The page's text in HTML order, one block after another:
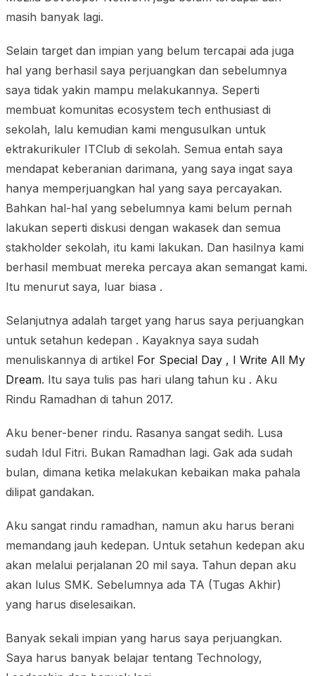
masih banyak lagi.
Selain target dan impian yang belum tercapai ada juga
hal yang berhasil saya perjuangkan dan sebelumnya
saya tidak yakin mampu melakukannya. Seperti
membuat komunitas ecosystem tech enthusiast di
sekolah, lalu kemudian kami mengusulkan untuk
ektrakurikuler ITClub di sekolah. Semua entah saya
mendapat keberanian darimana, yang saya ingat saya
hanya memperjuangkan hal yang saya percayakan.
Bahkan hal-hal yang sebelumnya kami belum pernah
lakukan seperti diskusi dengan wakasek dan semua
stakholder sekolah, itu kami lakukan. Dan hasilnya kami
berhasil membuat mereka percaya akan semangat kami.
Itu menurut saya, luar biasa .
Selanjutnya adalah target yang harus saya perjuangkan
untuk setahun kedepan . Kayaknya saya sudah
menuliskannya di artikel For Special Day , I Write All My
Dream. Itu saya tulis pas hari ulang tahun ku . Aku
Rindu Ramadhan di tahun 2017.
Aku bener-bener rindu. Rasanya sangat sedih. Lusa
sudah Idul Fitri. Bukan Ramadhan lagi. Gak ada sudah
bulan, dimana ketika melakukan kebaikan maka pahala
dilipat gandakan.
Aku sangat rindu ramadhan, namun aku harus berani
memandang jauh kedepan. Untuk setahun kedepan aku
akan melalui perjalanan 20 mil saya. Tahun depan aku
akan lulus SMK. Sebelumnya ada TA (Tugas Akhir)
yang harus diselesaikan.
Banyak sekali impian yang harus saya perjuangkan.
Saya harus banyak belajar tentang Technology,